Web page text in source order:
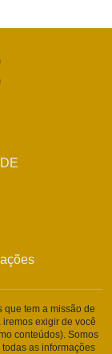
que tem a missão de
exigir de você
conteúdos). Somos
as informações